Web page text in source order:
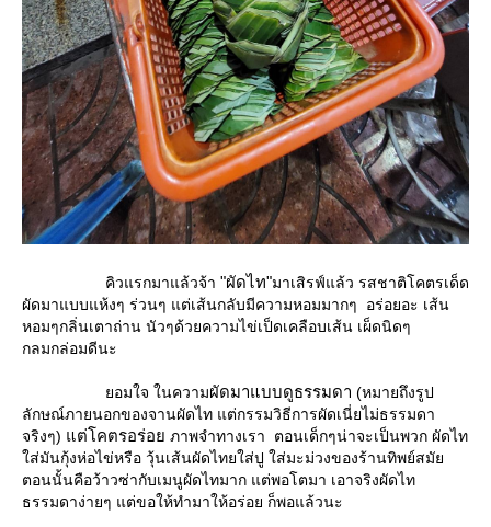
คิวแรกมาแล้วจ้า "ผัดไท"มาเสิรฟ์แล้ว รสชาติโคตรเด็ด
ผัดมาแบบแห้งๆ ร่วนๆ แต่เส้นกลับมีความหอมมากๆ อร่อยอะ เส้น
หอมๆกลิ่นเตาถ่าน นัวๆด้วยความไข่เป็ดเคลือบเส้น เผ็ดนิดๆ
กลมกล่อมดีนะ
อมใจ ในความผัดมาแบบดูธรรมดา (หมายถึงรูป
ลักษณ์ภายนอกของจานผัดไท แต่กรรมวิธีการผัดเนี่ยไม่ธรรมดา
จริงๆ) ต่โคตรอร่อ ภาพจำทางเรา ตอนเด็กๆน่าจะเป็นพวก ผัดไท
ส่มันกุ้งห่อไข่หรือ วุ้นเส้นผัดไทยใส่ปู ใส่มะม่วงของร้านทิพย์สมั
ตอนนั้นคือว้าวซ่ากับเมนูผัดไทมาก แต่พอโตมา เอาจริงผัดไท
ธรรมดาง่ายๆ แต่ขอให้ทำมาให้อร่อย ก็พอแล้วนะ